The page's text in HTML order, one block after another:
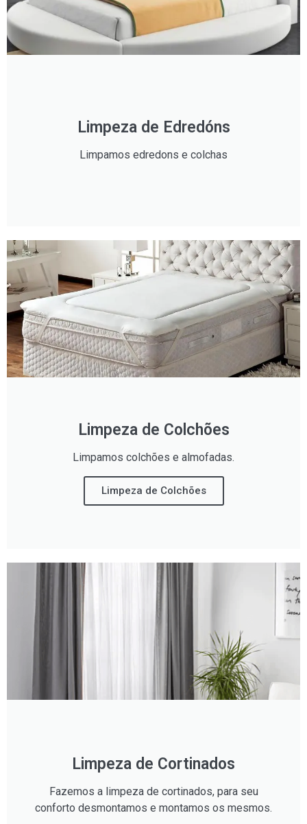
Limpeza de Edredóns
Limpamos edredons e colchas
Limpeza de Colchões
Limpamos colchões e almofadas.
Limpeza de Colchões
Limpeza de Cortinados
Fazemos a limpeza de cortinados, para seu
conforto desmontamos e montamos os mesmos.